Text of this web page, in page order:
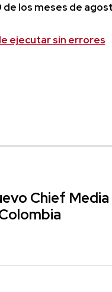
los meses de
ejecutar sin errores
Chief Media